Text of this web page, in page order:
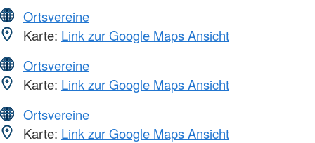
Ortsvereine
Karte: Link zur Google Maps Ansicht
Ortsvereine
Karte: Link zur Google Maps Ansicht
Ortsvereine
Karte: Link zur Google Maps Ansicht